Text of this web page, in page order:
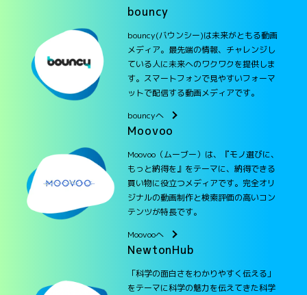
bouncy
bouncy(バウンシー)は未来がともる動画
メディア。最先端の情報、チャレンジし
ている人に未来へのワクワクを提供しま
す。スマートフォンで見やすいフォーマ
ットで配信する動画メディアです。
bouncyへ
Moovoo
Moovoo（ムーブー）は、『モノ選びに、
もっと納得を』をテーマに、納得できる
買い物に役立つメディアです。完全オリ
ジナルの動画制作と検索評価の高いコン
テンツが特長です。
Moovooへ
NewtonHub
「科学の面白さをわかりやすく伝える」
をテーマに科学の魅力を伝えてきた科学